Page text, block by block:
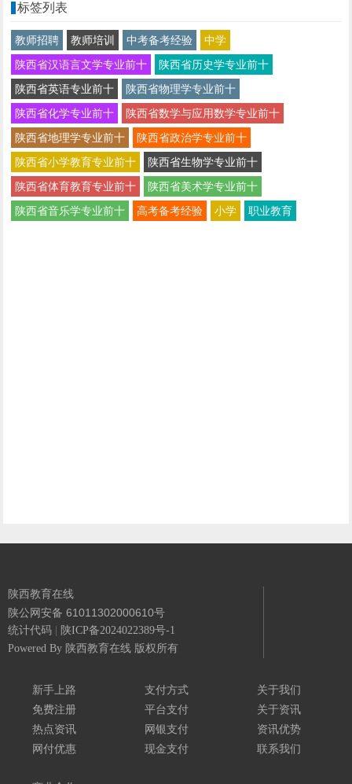
标签列表
教师招聘 教师培训 中考备考经验
中学
陕西省汉语言文学专业前十
陕西省历史学专业前十
陕西省英语专业前十
陕西省物理学专业前十
陕西省化学专业前十
陕西省数学与应用数学专业前十
陕西省地理学专业前十
陕西省政治学专业前十
陕西省小学教育专业前十
陕西省生物学专业前十
陕西省体育教育专业前十
陕西省美术学专业前十
陕西省音乐学专业前十
高考备考经验 小学 职业教育
陕西教育在线
陕公网安备 61011302000610号
统计代码
陕ICP备2024022389号-1
Powered By 陕西教育在线 版权所有
新手上路
免费注册
热点资讯
网付优惠
支付方式
平台支付
网银支付
现金支付
关于我们
关于资讯
资讯优势
联系我们